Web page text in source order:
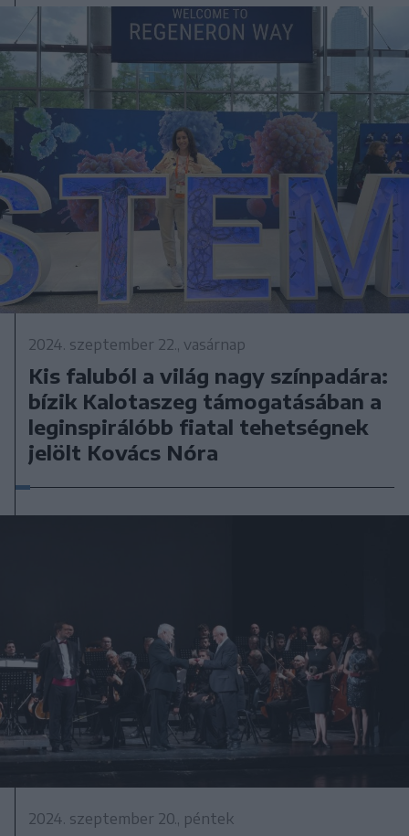
2024. szeptember 22., vasárnap
Kis faluból a világ nagy színpadára:
bízik Kalotaszeg támogatásában a
leginspirálóbb fiatal tehetségnek
jelölt Kovács Nóra
2024. szeptember 20., péntek